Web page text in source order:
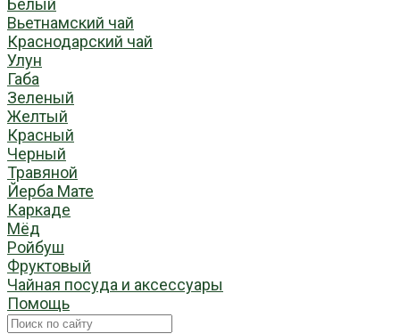
Белый
Вьетнамский чай
Краснодарский чай
Улун
Габа
Зеленый
Желтый
Красный
Черный
Травяной
Йерба Мате
Каркаде
Мёд
Ройбуш
Фруктовый
Чайная посуда и аксессуары
Помощь